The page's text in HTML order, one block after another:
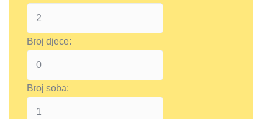
Broj djece:
Broj soba: